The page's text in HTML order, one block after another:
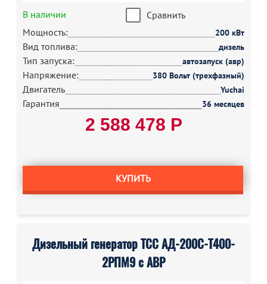
В наличии
Сравнить
Мощность:
200 кВт
Вид топлива: дизель
Тип запуска: автозапуск (авр)
Напряжение: 380 Вольт (трехфазный)
Двигатель Yuchai
Гарантия 36 месяцев
2 588 478 Р
КУПИТЬ
Дизельный генератор ТСС АД-200С-Т400-
2РПМ9 с АВР